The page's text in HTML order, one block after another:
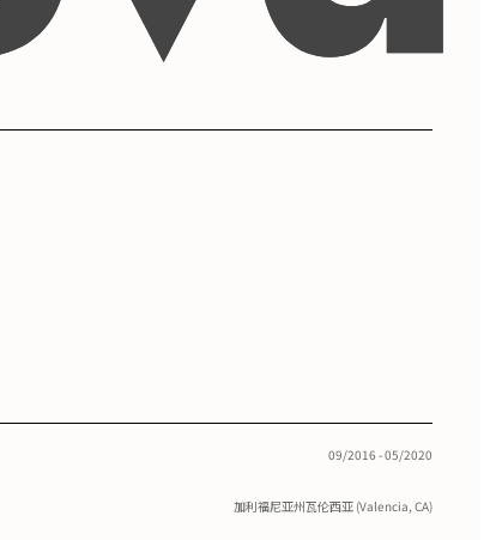
09/2016 - 05/2020
加利福尼亚州瓦伦西亚 (Valencia, CA)